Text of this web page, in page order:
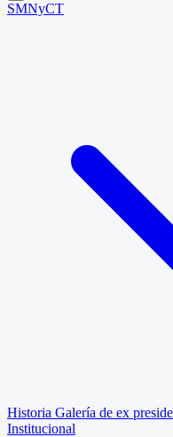
SMNyCT
Historia Galería de ex
Institucional